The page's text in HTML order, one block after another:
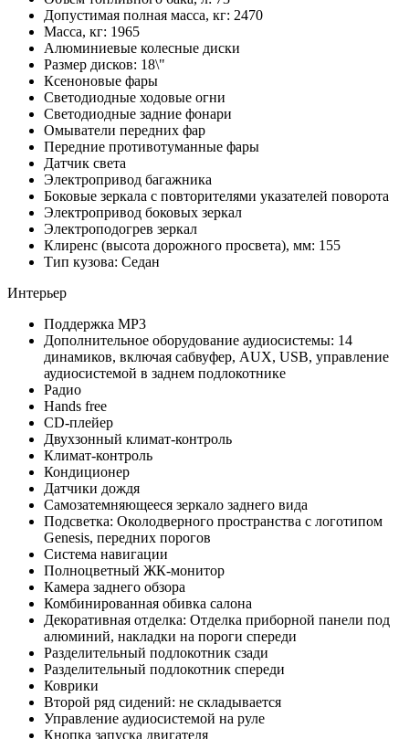
Допустимая полная масса, кг: 2470
Масса, кг: 1965
Алюминиевые колесные диски
Размер дисков: 18\"
Ксеноновые фары
Светодиодные ходовые огни
Cветодиодные задние фонари
Омыватели передних фар
Передние противотуманные фары
Датчик света
Электропривод багажника
Боковые зеркала с повторителями указателей поворота
Электропривод боковых зеркал
Электроподогрев зеркал
Клиренс (высота дорожного просвета), мм: 155
Тип кузова: Седан
Интерьер
Поддержка MP3
Дополнительное оборудование аудиосистемы: 14
динамиков, включая сабвуфер, AUX, USB, управление
аудиосистемой в заднем подлокотнике
Радио
Hands free
CD-плейер
Двухзонный климат-контроль
Климат-контроль
Кондиционер
Датчики дождя
Самозатемняющееся зеркало заднего вида
Подсветка: Околодверного пространства с логотипом
Genesis, передних порогов
Система навигации
Полноцветный ЖК-монитор
Камера заднего обзора
Комбинированная обивка салона
Декоративная отделка: Отделка приборной панели под
алюминий, накладки на пороги спереди
Разделительный подлокотник сзади
Разделительный подлокотник спереди
Коврики
Второй ряд сидений: не складывается
Управление аудиосистемой на руле
Кнопка запуска двигателя